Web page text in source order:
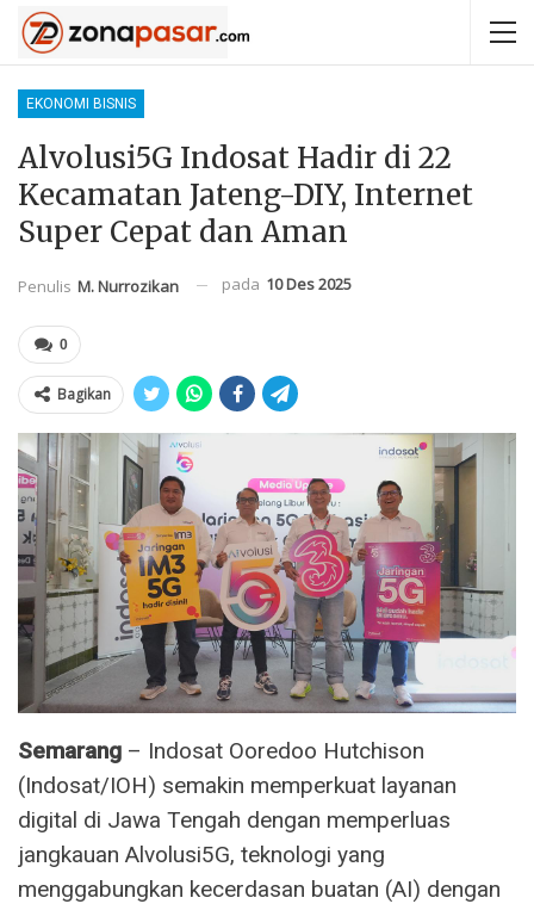
EKONOMI BISNIS
Alvolusi5G Indosat Hadir di 22
Kecamatan Jateng-DIY, Internet
Super Cepat dan Aman
Penulis M. Nurrozikan pada 10 Des 2025
0
Bagikan
Semarang – Indosat Ooredoo Hutchison
(Indosat/IOH) semakin memperkuat layanan
digital di Jawa Tengah dengan memperluas
jangkauan Alvolusi5G, teknologi yang
menggabungkan kecerdasan buatan (AI) dengan